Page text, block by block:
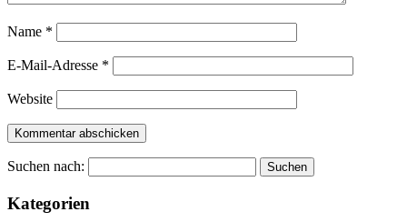
Name *
E-Mail-Adresse *
Website
Suchen nach:
Kategorien